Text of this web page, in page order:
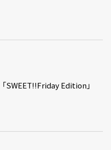
SWEET!!Friday Edition」